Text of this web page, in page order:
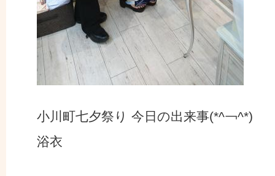
小川町七夕祭り 今日の出来事(*^￢^*)
浴衣